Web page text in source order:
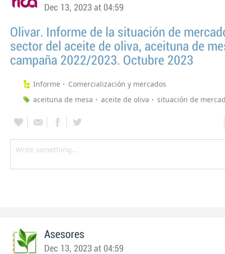
Dec 13, 2023 at 04:59
Olivar. Informe de la situación de
sector del aceite de oliva, aceituna de
campaña 2022/2023. Octubre 2023
Informe
Comercialización y mercados
aceituna de mesa
aceite de oliva situación de
Asesores
Dec 13, 2023 at 04:59